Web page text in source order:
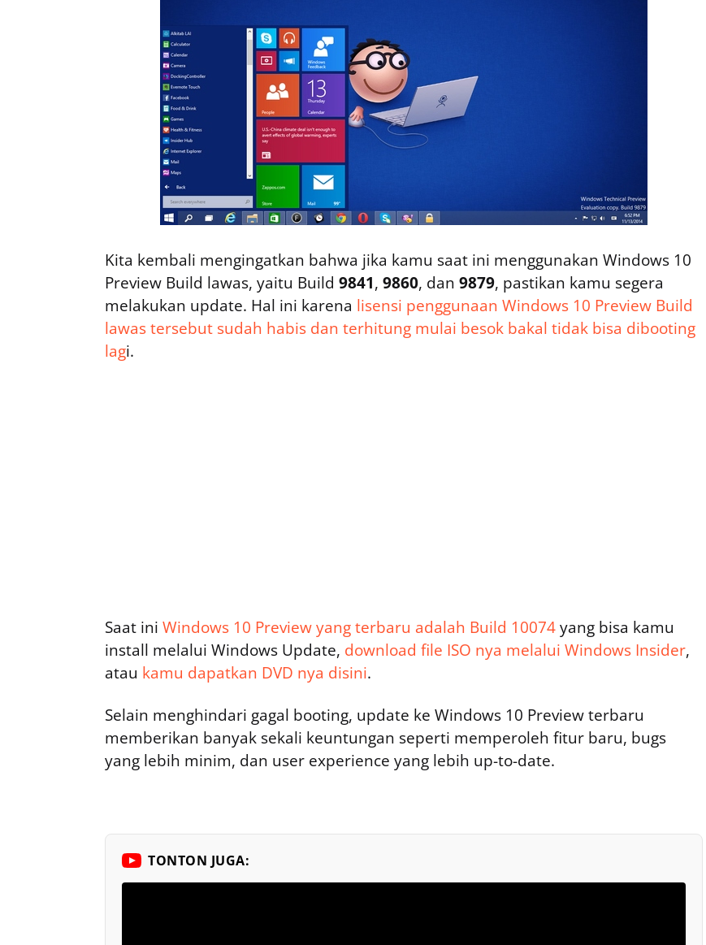
Kita kembali mengingatkan bahwa jika kamu saat ini menggunakan Windows 10
Preview Build lawas, yaitu Build 9841, 9860, dan 9879, pastikan kamu segera
melakukan update. Hal ini karena lisensi penggunaan Windows 10 Preview Build
lawas tersebut sudah habis dan terhitung mulai besok bakal tidak bisa dibooting
lagi.
Saat ini Windows 10 Preview yang terbaru adalah Build 10074yang bisa kamu
install melalui Windows Update, download file ISO nya melalui Windows Insider,
atau kamu dapatkan DVD nya disini.
Selain menghindari gagal booting, update ke Windows 10 Preview terbaru
memberikan banyak sekali keuntungan seperti memperoleh fitur baru, bugs
yang lebih minim, dan user experience yang lebih up-to-date.
TONTON JUGA: